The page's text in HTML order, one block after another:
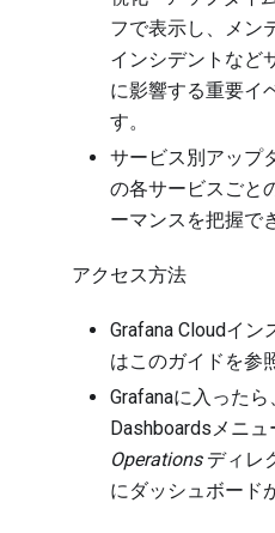
フで表示し、メン
インシデントなど
に影響する重要イ
す。
サービス別アップ
の各サービスごと
ーマンスを把握で
アクセス方法
Grafana Cloudイン
はこのガイド を参
Grafanaに入った
Dashboardsメニュ
Operationsディレ
にダッシュボード